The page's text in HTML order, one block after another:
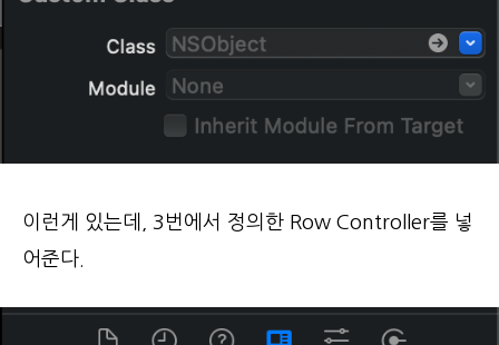
이런게 있는데, 3번에서 정의한 Row Controller를 넣
어준다.